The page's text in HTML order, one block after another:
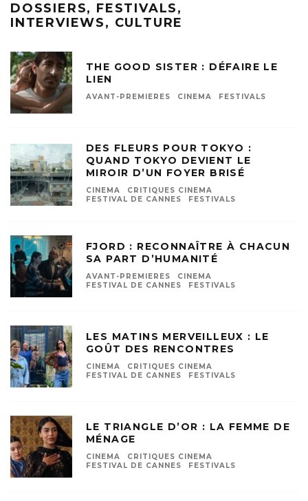
DOSSIERS, FESTIVALS,
INTERVIEWS, CULTURE
THE GOOD SISTER : DÉFAIRE LE
LIEN
AVANT-PREMIERES CINEMA FESTIVALS
DES FLEURS POUR TOKYO :
QUAND TOKYO DEVIENT LE
MIROIR D’UN FOYER BRISÉ
CINEMA
CRITIQUES CINEMA
FESTIVAL DE CANNES
FESTIVALS
FJORD : RECONNAÎTRE À CHACUN
SA PART D’HUMANITÉ
AVANT-PREMIERES
CINEMA
FESTIVAL DE CANNES
FESTIVALS
LES MATINS MERVEILLEUX : LE
GOÛT DES RENCONTRES
CINEMA
CRITIQUES CINEMA
FESTIVAL DE CANNES
FESTIVALS
LE TRIANGLE D’OR : LA FEMME DE
MÉNAGE
CINEMA
CRITIQUES CINEMA
FESTIVAL DE CANNES
FESTIVALS